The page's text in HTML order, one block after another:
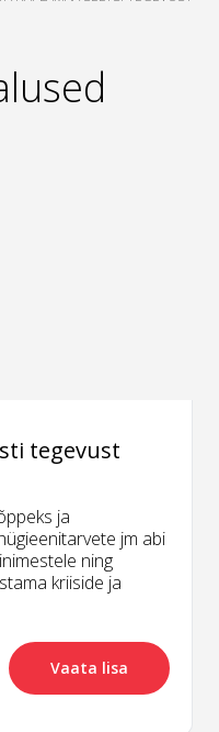
tegevust
ja
jm abi
ning
kriiside ja
Vaata lisa